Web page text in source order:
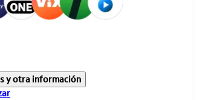
y otra información